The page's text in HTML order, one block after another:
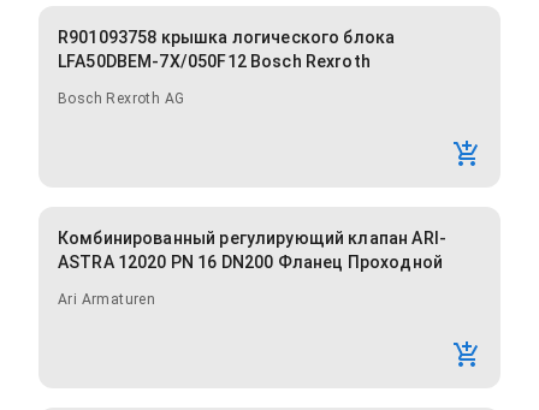
R901093758 крышка логического блока
LFA50DBEM-7X/050F12 Bosch Rexroth
Bosch Rexroth AG
Комбинированный регулирующий клапан ARI-
ASTRA 12020 PN 16 DN200 Фланец Проходной
Ari Armaturen